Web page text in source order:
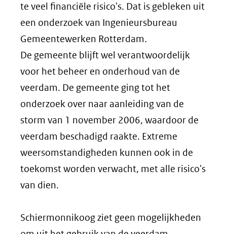
te veel financiële risico's. Dat is gebleken uit
een onderzoek van Ingenieursbureau
Gemeentewerken Rotterdam.
De gemeente blijft wel verantwoordelijk
voor het beheer en onderhoud van de
veerdam. De gemeente ging tot het
onderzoek over naar aanleiding van de
storm van 1 november 2006, waardoor de
veerdam beschadigd raakte. Extreme
weersomstandigheden kunnen ook in de
toekomst worden verwacht, met alle risico's
van dien.
Schiermonnikoog ziet geen mogelijkheden